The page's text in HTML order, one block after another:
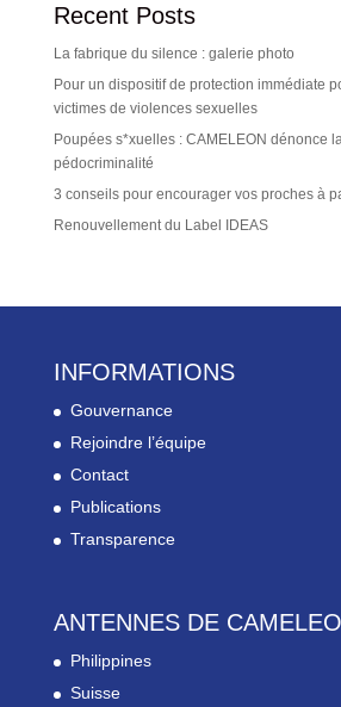
Recent Posts
La fabrique du silence : galerie photo
Pour un dispositif de protection immédiate
victimes de violences sexuelles
Poupées s*xuelles : CAMELEON dénonce
pédocriminalité
3 conseils pour encourager vos proches à
Renouvellement du Label IDEAS
INFORMATIONS
Gouvernance
Rejoindre l’équipe
Contact
Publications
Transparence
ANTENNES DE
Philippines
Suisse